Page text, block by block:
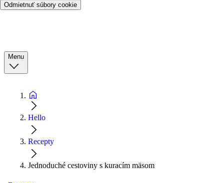
Odmietnuť súbory cookie
Menu
Hello
Recepty
Jednoduché cestoviny s kuracím mäsom